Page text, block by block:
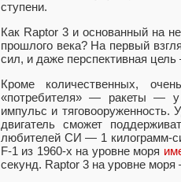
ступени.
Как Raptor 3 и основанный на
прошлого века? На первый
сил, и даже перспективная
Кроме количественных,
«потребителя» — ракеты — у
импульс и тяговооруженность.
двигатель сможет
любителей СИ — 1 килограмм-
F-1 из 1960-х на уровне моря
секунд. Raptor 3 на уровне